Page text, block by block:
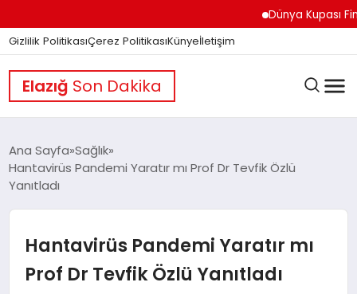
Dünya Kupası Finali
Gizlilik PolitikasıÇerez PolitikasıKünyeİletişim
Elazığ Son Dakika
GÜNDEM
DÜNYA
Ana Sayfa Sağlık
Hantavirüs Pandemi Yaratır mı Prof Dr Tevfik Özlü
Yanıtladı
Hantavirüs Pandemi Yaratır mı
Prof Dr Tevfik Özlü Yanıtladı